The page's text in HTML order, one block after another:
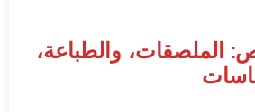
الملصقات، والطباعة،